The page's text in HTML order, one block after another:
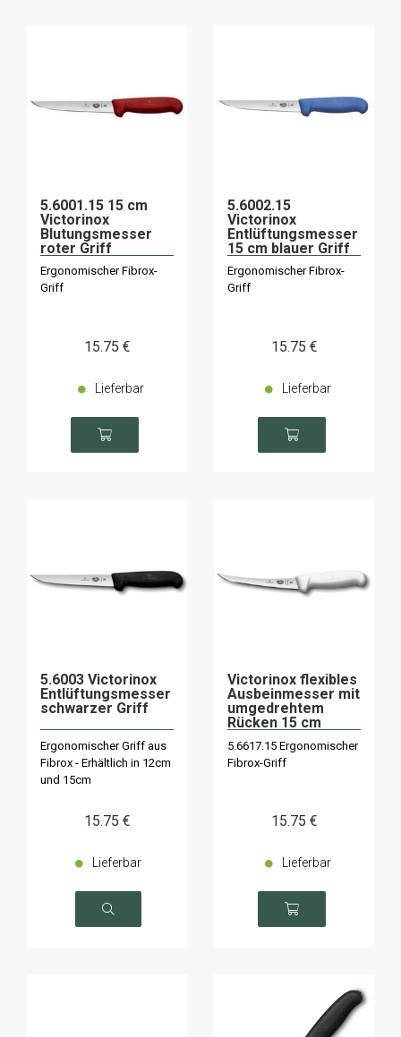
5.6001.15 15 cm
Victorinox
Blutungsmesser
roter Griff
Ergonomischer Fibrox-
Griff
15.75 €
Lieferbar
5.6002.15
Victorinox
Entlüftungsmesser
15 cm blauer Griff
Ergonomischer Fibrox-
Griff
15.75 €
Lieferbar
5.6003 Victorinox
Entlüftungsmesser
schwarzer Griff
Ergonomischer Griff aus
Fibrox - Erhältlich in 12cm
und 15cm
15.75 €
Lieferbar
Victorinox flexibles
Ausbeinmesser mit
umgedrehtem
Rücken 15 cm
Victorinox weißer
Griff
5.6617.15 Ergonomischer
Fibrox-Griff
15.75 €
Lieferbar